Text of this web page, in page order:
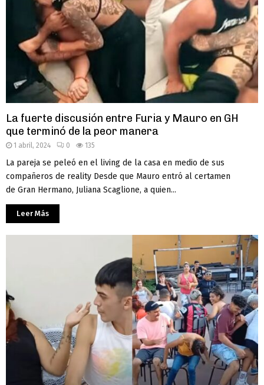
La fuerte discusión entre Furia y Mauro en GH
que terminó de la peor manera
1 abril, 2024 0 135
La pareja se peleó en el living de la casa en medio de sus
compañeros de reality Desde que Mauro entró al certamen
de Gran Hermano, Juliana Scaglione, a quien...
Leer Más